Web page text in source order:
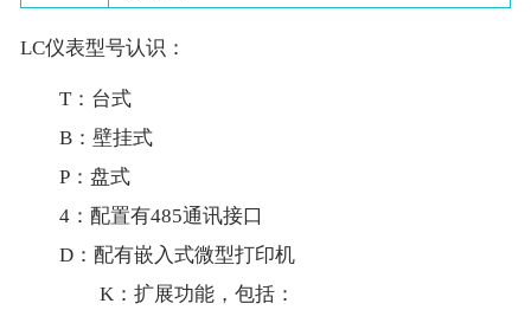
LC仪表型号认识：
T：台式
B：壁挂式
P：盘式
4：配置有485通讯接口
D：配有嵌入式微型打印机
K：扩展功能，包括：